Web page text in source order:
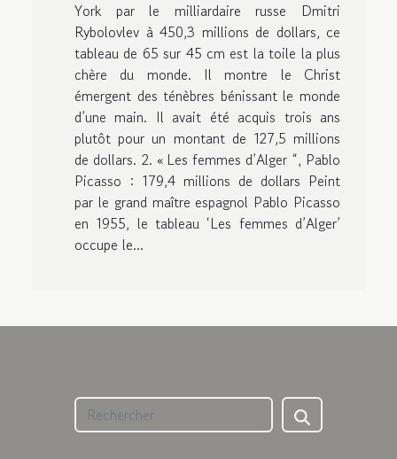
York par le milliardaire russe Dmitri
Rybolovlev à 450,3 millions de dollars, ce
tableau de 65 sur 45 cm est la toile la plus
chère du monde. Il montre le Christ
émergent des ténèbres bénissant le monde
d’une main. Il avait été acquis trois ans
plutôt pour un montant de 127,5 millions
de dollars. 2. « Les femmes d’Alger “, Pablo
Picasso : 179,4 millions de dollars Peint
par le grand maître espagnol Pablo Picasso
en 1955, le tableau ‘Les femmes d’Alger’
occupe le...